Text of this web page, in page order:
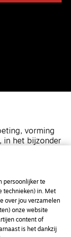
vorming
in het bijzonder
persoonlijker te
technieken) in. Met
over jou verzamelen
onze website
content of
is het dankzij